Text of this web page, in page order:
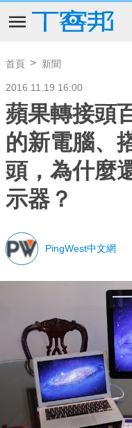
首頁 新聞
2016.11.19 16:00
蘋果轉接頭
的新電腦、
頭，為什麼
示器？
PingWest中文網